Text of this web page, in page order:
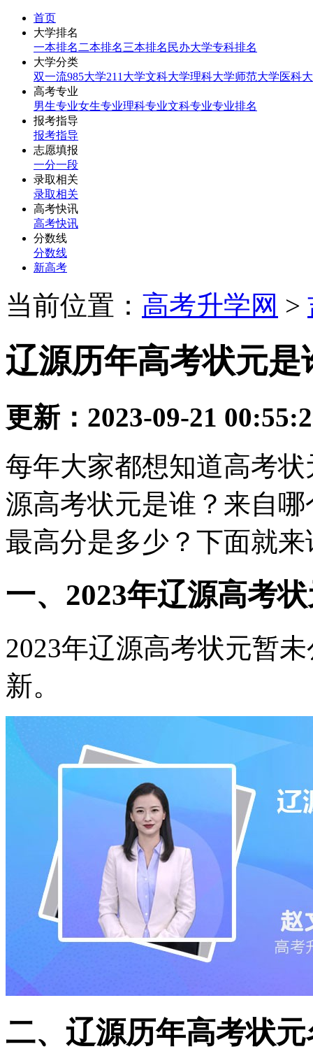
首页
大学排名
一本排名 二本排名三本排名 民办大学专科排名
大学分类
双一流985大学211大学文科大学理科大学师范大学医科
高考专业
男生专业女生专业理科专业文科专业专业排名
报考指导
报考指导
志愿填报
一分一段
录取相关
录取相关
高考快讯
高考快讯
分数线
分数线
新高考
当前位置： 高考升学网 >
辽源历年高考状元
更新：2023-09-21
每年大家都想知道高考
源高考状元是谁？来自
最高分是多少？下面就
一、2023年辽源高考
2023年辽源高考状元暂
新。
二、辽源历年高考状